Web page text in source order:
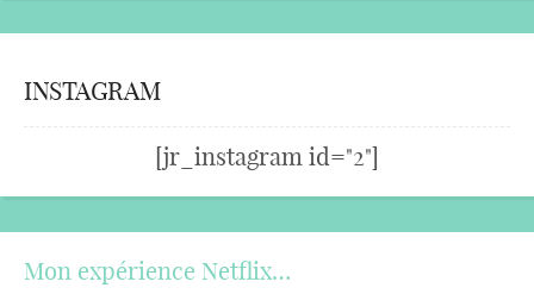
INSTAGRAM
[jr_instagram id="2"]
Mon expérience Netflix…